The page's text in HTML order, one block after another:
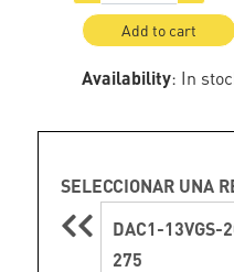
Add to cart
Availability: In
SELECCIONAR UNA
DAC1-13VGS-
275